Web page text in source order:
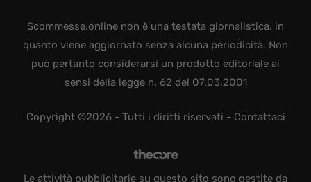
Scommesse.online non è una testata giornalistica, in
quanto viene aggiornato senza alcuna periodicità. Non
può pertanto considerarsi un prodotto editoriale ai
sensi della legge n. 62 del 07.03.2001
Copyright ©2026 - Tutti i diritti riservati - Contattaci
Le attività pubblicitarie su questo sito sono gestite da